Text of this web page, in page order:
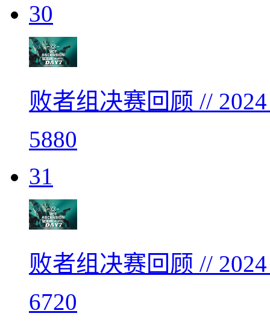
30
败者组决赛回顾 //
5880
31
败者组决赛回顾 //
6720